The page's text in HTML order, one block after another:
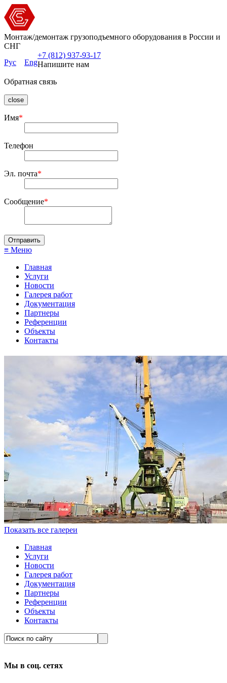
Монтаж/демонтаж грузоподъемного оборудования в России и
СНГ
Рус
Eng
+7 (812) 937-93-17
Напишите нам
Обратная связь
close
Имя*
Телефон
Эл. почта*
Сообщение*
≡ Меню
Главная
Услуги
Новости
Галерея работ
Документация
Партнеры
Референции
Объекты
Контакты
Показать все галереи
Главная
Услуги
Новости
Галерея работ
Документация
Партнеры
Референции
Объекты
Контакты
Мы в соц. сетях